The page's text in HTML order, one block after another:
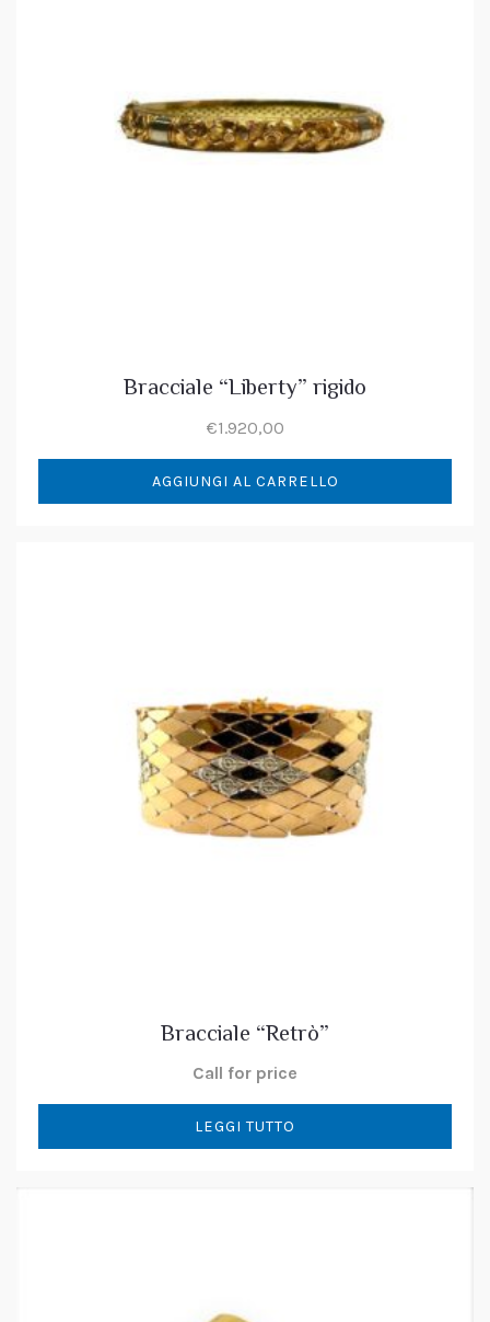
Bracciale “Liberty” rigido
€1.920,00
AGGIUNGI AL CARRELLO
Bracciale “Retrò”
Call for price
LEGGI TUTTO